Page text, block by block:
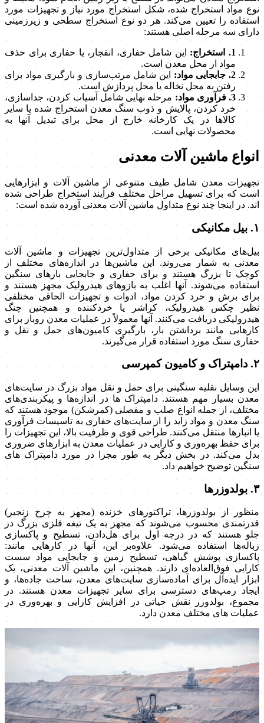
نوع مواد استخراج شده، شکل استخراج مورد نیاز و تجهیزات مورد
استفاده را تعیین می‌کند. هر دو نوع استخراج سطحی و زیرزمینی
دارای سه مرحله اصلی هستند:
1. استخراج:
این شامل حفاری، انفجار، یا حفاری برای حذف
مواد از محل معدن است.
2. جابجایی مواد:
این شامل مرتب‌سازی و بارگیری مواد برای
رفتن به محل نخاله یا محل پردازش است.
3. فرآوری مواد:
مرحله نهایی شامل آسیاب کردن، جداسازی،
خرد کردن، پالایش و ذوب سنگ معدن استخراج شده یا سایر
کالاها در یک کارخانه خارج از محل برای تبدیل آنها به
محصولات نهایی است.
انواع ماشین آلات معدنی
تجهیزات معدن شامل طیف متنوعی از ماشین آلات و ابزارهایی
است که برای تسهیل مراحل مختلف فرآیند استخراج طراحی شده
اند. در اینجا چند نوع متداول ماشین آلات معدنی آورده شده است:
۱. بیل مکانیکی
بیل‌های مکانیکی برخی از متداول‌ترین تجهیزات و ماشین آلات
معدنی به شمار می‌روند. این ماشین‌ها در اندازه‌های مختلف از
کوچک تا بزرگ هستند و برای حفاری و جابجایی بارهای سنگین
استفاده می‌شوند. آنها اغلب به بازوهای هیدرولیک مجهز هستند و
برای برش و خرد کردن مواد، ادوات و تجهیزات الحاقی مختلفی
نظیر چکس هیدرولیک، کراشر یا خردکننده و همچنین چنگ
هیدرولیکی دریافت می‌کنند. آنها معمولاً در عملیات معدن روباز برای
کارهایی مانند برداشتن بار، بارگیری کامیون‌های حمل و نقل و
حفاری سنگ مورد استفاده قرار می‌گیرند.
۲. دامپتراک و کامیون کمپرسی
این وسایل نقلیه سنگینی برای حمل و نقل مواد بزرگ در سایت‌های
معدن بسیار مهم هستند. دامپتراک ها در اندازه‌ها و پیکربندی‌های
مختلف، از جمله انواع صلب و مفصلی (کمرشکن) موجود هستند که
سنگ معدن و مواد زاید را از سایت‌های حفاری به تاسیسات فرآوری
یا انبارها منتقل می‌کنند. طراحی قوی و ظرفیت بالا، این تجهیزات را
برای حفظ بهره‌وری و کارایی در عملیات معدن به ابزارهای ضروری
بدل می‌کند. در بخش دیگر به طور مجزا در مورد دامپتراک های
سنگین توضیح خواهیم داد.
۳. بولدوزرها
منظور از بولدوزرها، تراکتورهای خزنده (مجهز به چرخ زنجیر)
قدرتمندی محسوب می‌شوند که مجهز به یک تیغه فلزی بزرگ در
جلو هستند که در درجه اول برای هل‌دادن، تسطیح و پاکسازی
زباله‌ها استفاده می‌شود. علاوه‌بر این، آنها در کارهایی مانند:
پاکسازی پوشش گیاهی، تسطیح زمین و جابجایی مواد سست
کارایی فوق‌العاده‌ای دارند. همچنین، این ماشین آلات معدنی، یک
ابزار ایده‌آل برای آماده‌سازی سایت‌های معدن، ساخت جاده‌ها، و
ایجاد رمپ‌های دسترسی برای سایر تجهیزات معدن هستند. در
مجموع، بولدوزر نقش حیاتی در افزایش کارایی و بهره‌وری در
عملیات های مختلف معدن دارد.